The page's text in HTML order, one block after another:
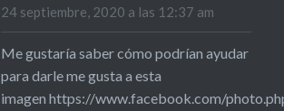
24 septiembre, 2020 a las 12:37 am
Me gustaría saber cómo podrían ayudar
para darle me gusta a esta
imagen https://www.facebook.com/